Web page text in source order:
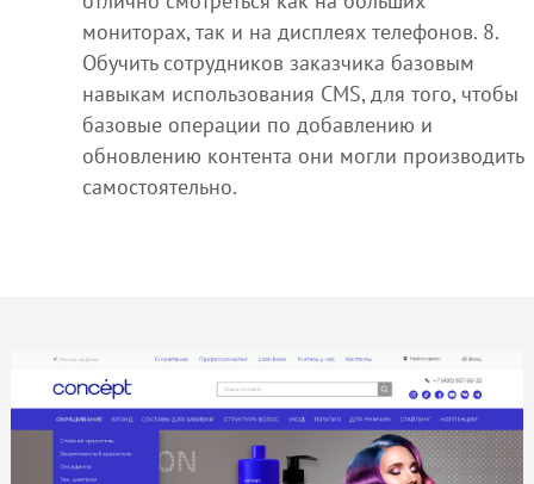
мониторах, так и на дисплеях телефонов. 8.
Обучить сотрудников заказчика базовым
навыкам использования CMS, для того, чтобы
базовые операции по добавлению и
обновлению контента они могли производить
самостоятельно.